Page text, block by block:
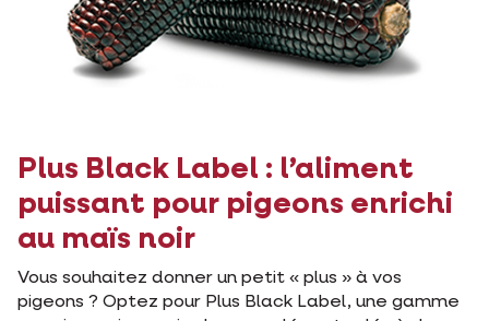
Plus Black Label : l’aliment
puissant pour pigeons enrichi
au maïs noir
Vous souhaitez donner un petit « plus » à vos
pigeons ? Optez pour Plus Black Label, une gamme